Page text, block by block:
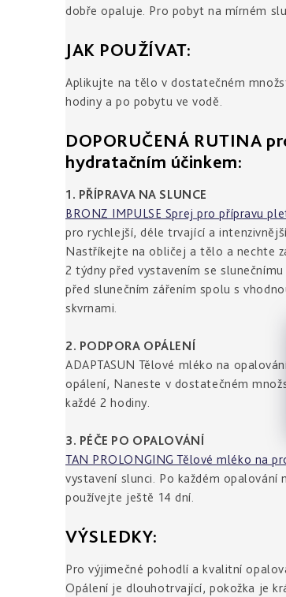
dobře opaluje. Pro pobyt na mírném
JAK POUŽÍVAT:
Aplikujte na tělo v dostatečném
hodiny a po pobytu ve vodě.
DOPORUČENÁ RUTINA
hydratačním účinkem:
1. PŘÍPRAVA NA SLUNCE
BRONZ IMPULSE Sprej pro přípravu
pro rychlejší, déle trvající a
Nastříkejte na obličej a tělo a nechte
2 týdny před vystavením se
před slunečním zářením spolu s
skvrnami.
2. PODPORA OPÁLENÍ
ADAPTASUN Tělové mléko na
opálení, Naneste v dostatečném
každé 2 hodiny.
3. PÉČE PO OPALOVÁNÍ
TAN PROLONGING Tělové mléko na
vystavení slunci. Po každém
používejte ještě 14 dní.
VÝSLEDKY:
Pro výjimečné pohodlí a kvalitní
Opálení je dlouhotrvající, pokožka je